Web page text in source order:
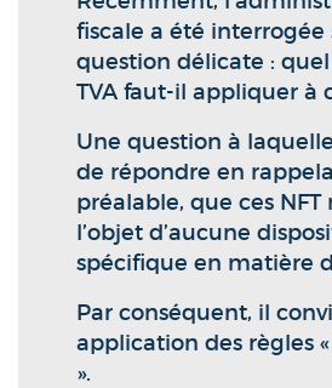
fiscale a été interrogée
question délicate :
TVA faut-il appliquer à
Une question à
de répondre en
préalable, que ces NFT
l’objet d’aucune
spécifique en matière
Par conséquent, il
application des règles
».